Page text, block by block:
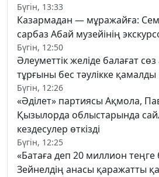
Бүгін, 13:33
Казармадан — мұражайға:
сарбаз Абай музейінің
Бүгін, 12:50
Әлеуметтік желіде балағат
тұрғыны бес тәулікке қамалды
Бүгін, 12:26
«Әділет» партиясы Ақмола,
Қызылорда облыстарында
кездесулер өткізді
Бүгін, 12:25
«Батаға деп 20 миллион теңге
Зейнелдің анасы қаражатты